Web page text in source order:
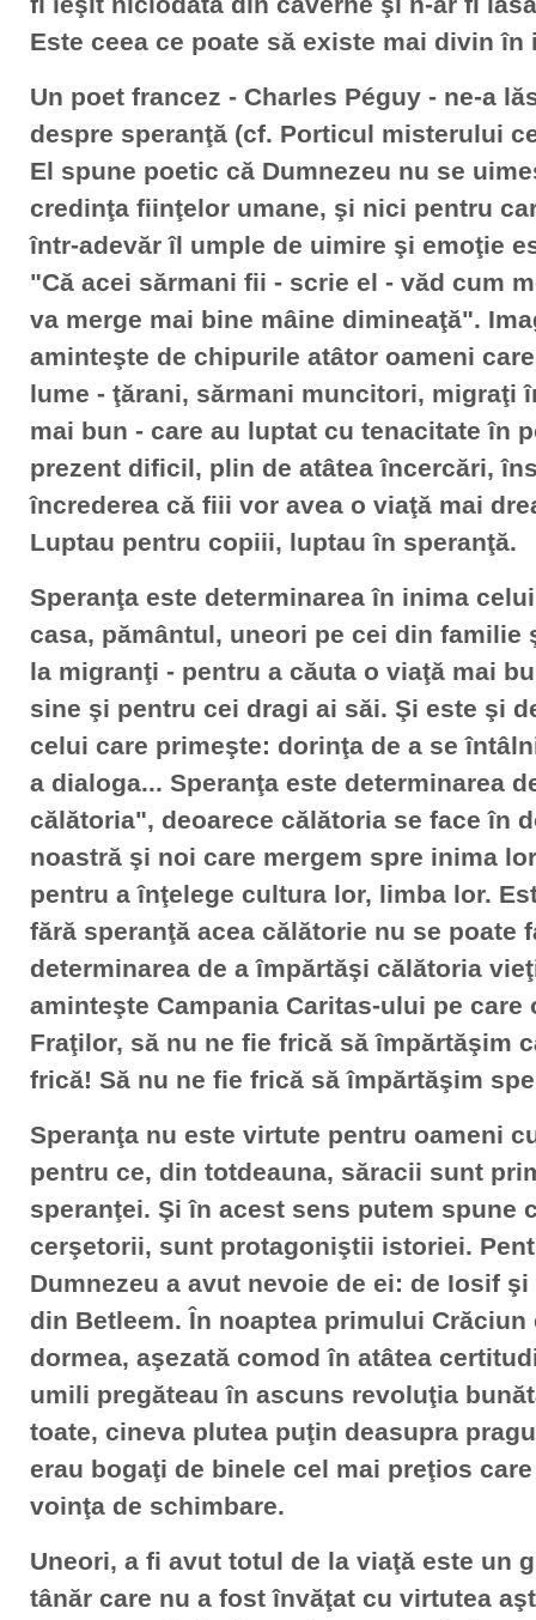
Este ceea ce poate să existe mai divin în
Un poet francez - Charles Péguy - ne-a
despre speranţă (cf. Porticul misterului
El spune poetic că Dumnezeu nu se
credinţa fiinţelor umane, şi nici pentru
într-adevăr îl umple de uimire şi emoţie
"Că acei sărmani fii - scrie el - văd cum
va merge mai bine mâine dimineaţă".
aminteşte de chipurile atâtor oameni
lume - ţărani, sărmani muncitori, migraţi
mai bun - care au luptat cu tenacitate în
prezent dificil, plin de atâtea încercări,
încrederea că fiii vor avea o viaţă mai
Luptau pentru copiii, luptau în speranţă.
Speranţa este determinarea în inima
casa, pământul, uneori pe cei din familie
la migranţi - pentru a căuta o viaţă mai
sine şi pentru cei dragi ai săi. Şi este şi
celui care primeşte: dorinţa de a se
a dialoga... Speranţa este determinarea
călătoria", deoarece călătoria se face în
noastră şi noi care mergem spre inima
pentru a înţelege cultura lor, limba lor.
fără speranţă acea călătorie nu se poate
determinarea de a împărtăşi călătoria
aminteşte Campania Caritas-ului pe care
Fraţilor, să nu ne fie frică să împărtăşim
frică! Să nu ne fie frică să împărtăşim
Speranţa nu este virtute pentru oameni
pentru ce, din totdeauna, săracii sunt
speranţei. Şi în acest sens putem spune
cerşetorii, sunt protagoniştii istoriei.
Dumnezeu a avut nevoie de ei: de Iosif
din Betleem. În noaptea primului Crăciun
dormea, aşezată comod în atâtea
umili pregăteau în ascuns revoluţia
toate, cineva plutea puţin deasupra
erau bogaţi de binele cel mai preţios
voinţa de schimbare.
Uneori, a fi avut totul de la viaţă este un
tânăr care nu a fost învăţat cu virtutea